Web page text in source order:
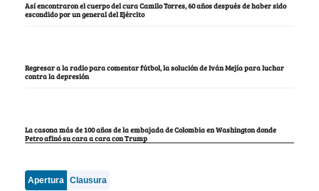
Así encontraron el cuerpo del cura Camilo Torres, 60 años después de haber sido
escondido por un general del Ejército
Regresar a la radio para comentar fútbol, la solución de Iván Mejía para luchar
contra la depresión
La casona más de 100 años de la embajada de Colombia en Washington donde
Petro afinó su cara a cara con Trump
Apertura Clausura